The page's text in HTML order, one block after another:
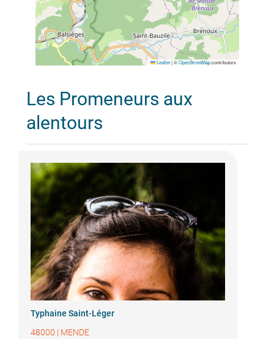
Leaflet |©OpenStreetMapcontributors
Les Promeneurs aux
alentours
Typhaine Saint-Léger
48000 | MENDE